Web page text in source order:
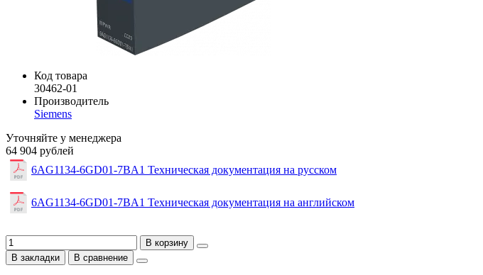
Код товара
30462-01
Производитель
Siemens
Уточняйте у менеджера
64 904 рублей
6AG1134-6GD01-7BA1 Техническая документация на русском
6AG1134-6GD01-7BA1 Техническая документация на английском
В корзину
В закладки
В сравнение